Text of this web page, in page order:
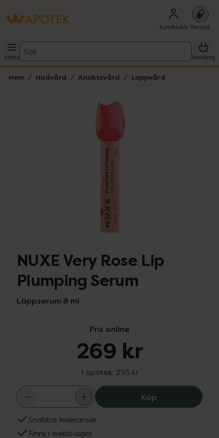
Kundklubb Recept
Meny
Sök
Varukorg
Hem Hudvård Ansiktsvård Läppvård
Lista: . Innehåller 1 objekt.
NUXE Very Rose Lip
Plumping Serum
Läppserum 8 ml
Pris online
269 kr
I apotek: 295 kr
KöpNUXE Very
Snabba leveranser
Finns i webblager